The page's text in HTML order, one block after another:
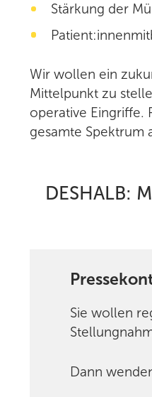
Stärkung der
Wir wollen ein
Mittelpunkt zu
operative Eingriffe.
gesamte Spektrum
DESHALB:
Sie wollen
Dann